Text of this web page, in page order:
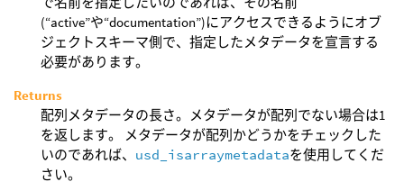
(“active”や“documentation”)にアクセスできるようにオブ
ジェクトスキーマ側で、指定したメタデータを宣言する
必要があります。
Returns
配列メタデータの長さ。メタデータが配列でない場合は1
を返します。 メタデータが配列かどうかをチェックした
いのであれば、 usd_isarraymetadataを使用してくだ
さい。